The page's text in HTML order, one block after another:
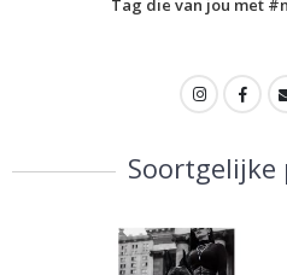
Tag die van jou met
Soortgelijke